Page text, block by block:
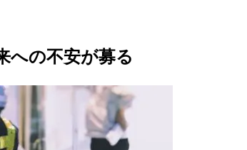
への不安が募る